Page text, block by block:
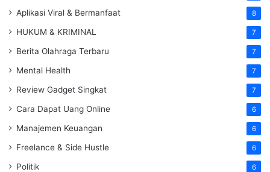
Aplikasi Viral & Bermanfaat 8
HUKUM & KRIMINAL 7
Berita Olahraga Terbaru 7
Mental Health 7
Review Gadget Singkat 7
Cara Dapat Uang Online 6
Manajemen Keuangan 6
Freelance & Side Hustle 6
Politik 6